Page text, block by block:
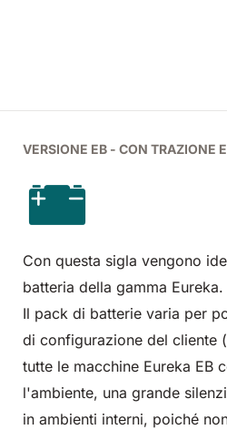
VERSIONE EB - CON TRAZIONE
Con questa sigla vengono
batteria della gamma Eureka.
Il pack di batterie varia per
di configurazione del cliente
tutte le macchine Eureka EB
l'ambiente, una grande
in ambienti interni, poiché